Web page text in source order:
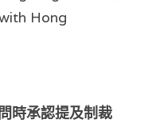
Hong
時承認提及制裁